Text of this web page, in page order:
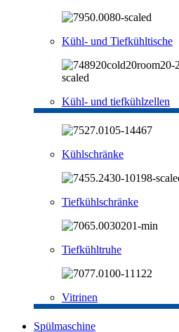
Kühl- und Tiefkühltische
Kühl- und tiefkühlzellen
Kühlschränke
Tiefkühlschränke
Tiefkühltruhe
Vitrinen
Spülmaschine